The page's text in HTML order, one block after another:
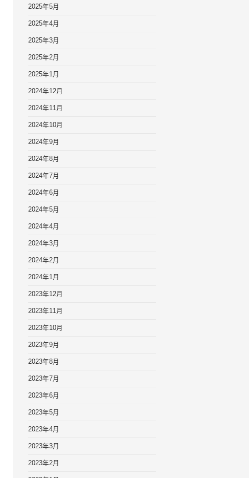
2025年5月
2025年4月
2025年3月
2025年2月
2025年1月
2024年12月
2024年11月
2024年10月
2024年9月
2024年8月
2024年7月
2024年6月
2024年5月
2024年4月
2024年3月
2024年2月
2024年1月
2023年12月
2023年11月
2023年10月
2023年9月
2023年8月
2023年7月
2023年6月
2023年5月
2023年4月
2023年3月
2023年2月